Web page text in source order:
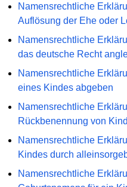
Namensrechtliche
Auflösung der Ehe oder
Namensrechtliche
das deutsche Recht
Namensrechtliche
eines Kindes abgeben
Namensrechtliche
Rückbenennung von
Namensrechtliche
Kindes durch
Namensrechtliche